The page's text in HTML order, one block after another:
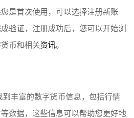
是首次使用，可以选择注册新账
验证，注册成功后，您可以开始浏
币和相关资讯。
丰富的数字货币信息，包括行情
数据，这些信息可以帮助您更好地